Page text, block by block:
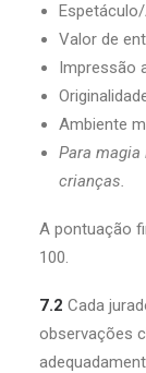
Valor de
Impressão
Ambiente
Para
crianças.
A pontuação
100.
7.2 Cada
observações